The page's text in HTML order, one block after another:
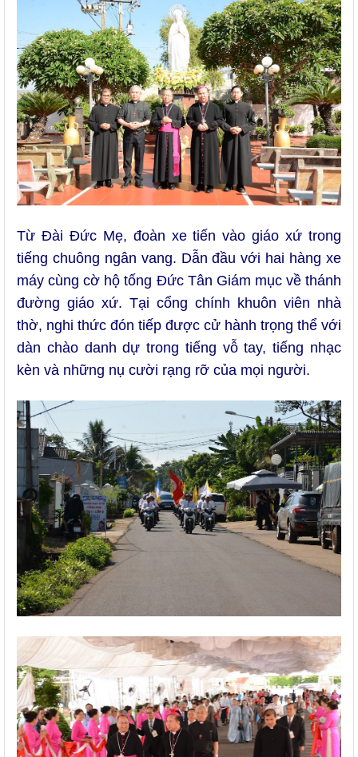
Từ Đài Đức Mẹ, đoàn xe tiến vào giáo xứ trong
tiếng chuông ngân vang. Dẫn đầu với hai hàng xe
máy cùng cờ hộ tống Đức Tân Giám mục về thánh
đường giáo xứ. Tại cổng chính khuôn viên nhà
thờ, nghi thức đón tiếp được cử hành trọng thể với
dàn chào danh dự trong tiếng vỗ tay, tiếng nhạc
kèn và những nụ cười rạng rỡ của mọi người.